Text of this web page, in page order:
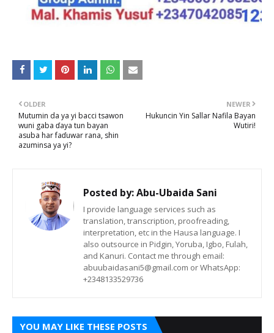
NEWER
Hukuncin Yin Sallar Nafila Bayan
Wutiri!
OLDER
Mutumin da ya yi bacci tsawon
wuni gaba ɗaya tun bayan
asuba har faɗuwar rana, shin
azuminsa ya yi?
Posted by:Abu-Ubaida Sani
I provide language services such as
translation, transcription, proofreading,
interpretation, etc in the Hausa language. I
also outsource in Pidgin, Yoruba, Igbo, Fulah,
and Kanuri. Contact me through email:
abuubaidasani5@gmail.com or WhatsApp:
+2348133529736
YOU MAY LIKE THESE POSTS